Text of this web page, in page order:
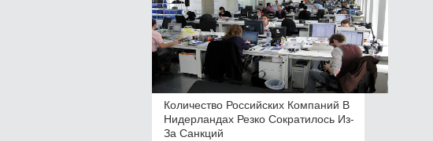
Количество Российских Компаний В
Нидерландах Резко Сократилось Из-
За Санкций